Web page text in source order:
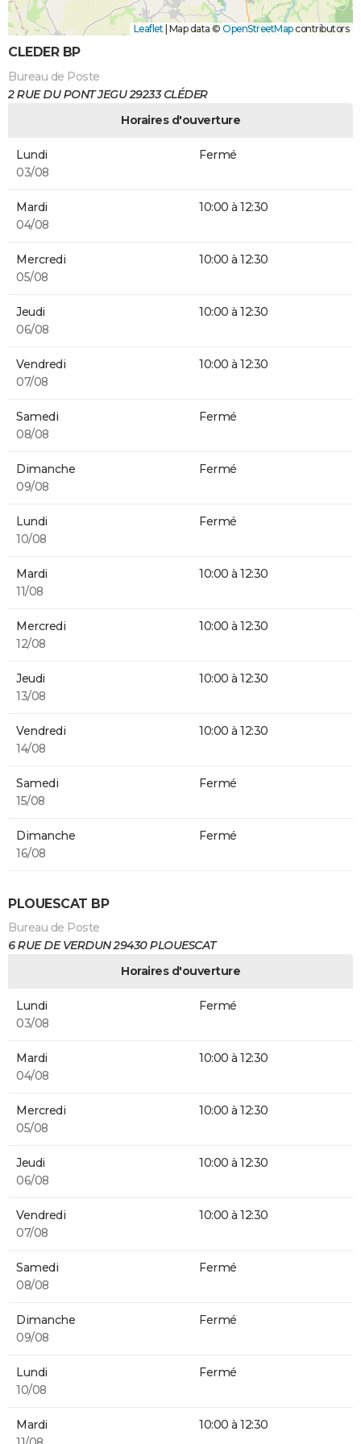
Leaflet Map data © OpenStreetMapcontributors
CLEDER BP
Bureau de Poste
2 RUE DU PONT JEGU 29233 CLÉDER
Horaires d'ouverture
Lundi
03/08
Fermé
Mardi
04/08
10:00 à 12:30
Mercredi
05/08
10:00 à 12:30
Jeudi
06/08
10:00 à 12:30
Vendredi
07/08
10:00 à 12:30
Samedi
08/08
Fermé
Dimanche
09/08
Fermé
Lundi
10/08
Fermé
Mardi
11/08
10:00 à 12:30
Mercredi
12/08
10:00 à 12:30
Jeudi
13/08
10:00 à 12:30
Vendredi
14/08
10:00 à 12:30
Samedi
15/08
Fermé
Dimanche
16/08
Fermé
PLOUESCAT BP
Bureau de Poste
6 RUE DE VERDUN 29430 PLOUESCAT
Horaires d'ouverture
Lundi
03/08
Fermé
Mardi
04/08
10:00 à 12:30
Mercredi
05/08
10:00 à 12:30
Jeudi
06/08
10:00 à 12:30
Vendredi
07/08
10:00 à 12:30
Samedi
08/08
Fermé
Dimanche
09/08
Fermé
Lundi
10/08
Fermé
Mardi
10:00 à 12:30